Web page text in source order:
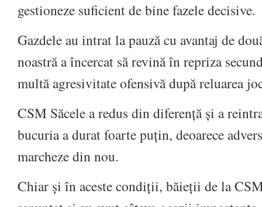
gestioneze suficient de bine fazele decisive.
Gazdele au intrat la pauză cu avantaj de
noastră a încercat să revină în repriza
multă agresivitate ofensivă după reluarea
CSM Săcele a redus din diferență și a
bucuria a durat foarte puțin, deoarece
marcheze din nou.
Chiar și în aceste condiții, băieții de la